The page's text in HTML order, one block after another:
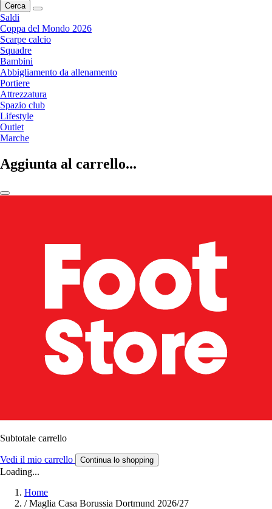
Cerca
Saldi
Coppa del Mondo 2026
Scarpe calcio
Squadre
Bambini
Abbigliamento da allenamento
Portiere
Attrezzatura
Spazio club
Lifestyle
Outlet
Marche
Aggiunta al carrello...
Subtotale carrello
Vedi il mio carrello Continua lo shopping
Loading...
Home
/ Maglia Casa Borussia Dortmund 2026/27